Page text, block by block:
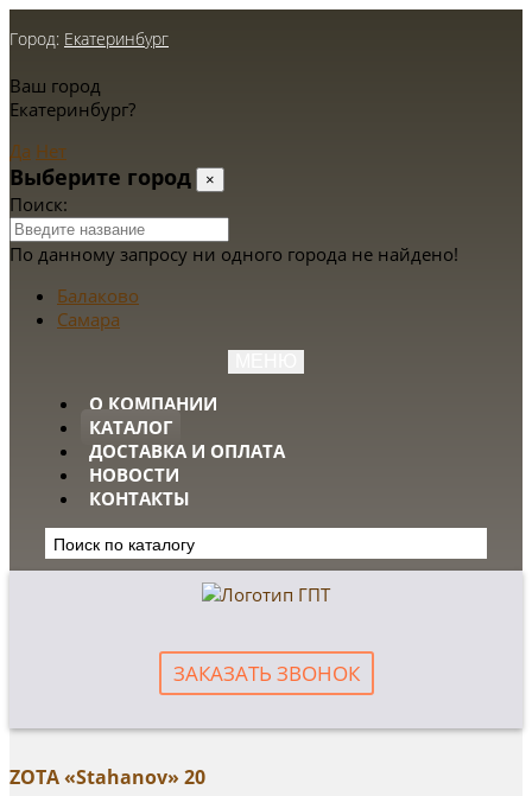
Город: Екатеринбург
Ваш город
Екатеринбург?
Да Нет
Выберите город ×
Поиск:
По данному запросу ни одного города не найдено!
Балаково
Самара
О КОМПАНИИ
КАТАЛОГ
ДОСТАВКА И ОПЛАТА
НОВОСТИ
КОНТАКТЫ
ЗАКАЗАТЬ ЗВОНОК
ZOTA «Stahanov» 20